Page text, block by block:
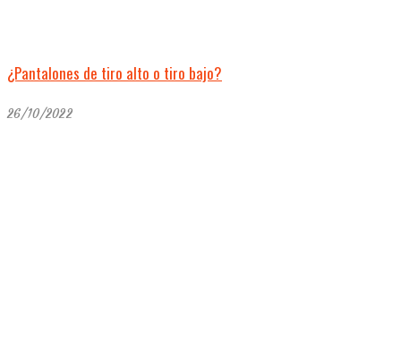
¿Pantalones de tiro alto o tiro bajo?
26/10/2022